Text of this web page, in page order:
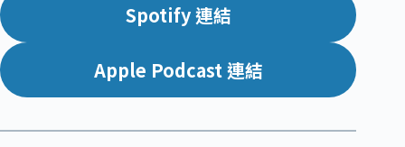
Spotify 連結
Apple Podcast 連結